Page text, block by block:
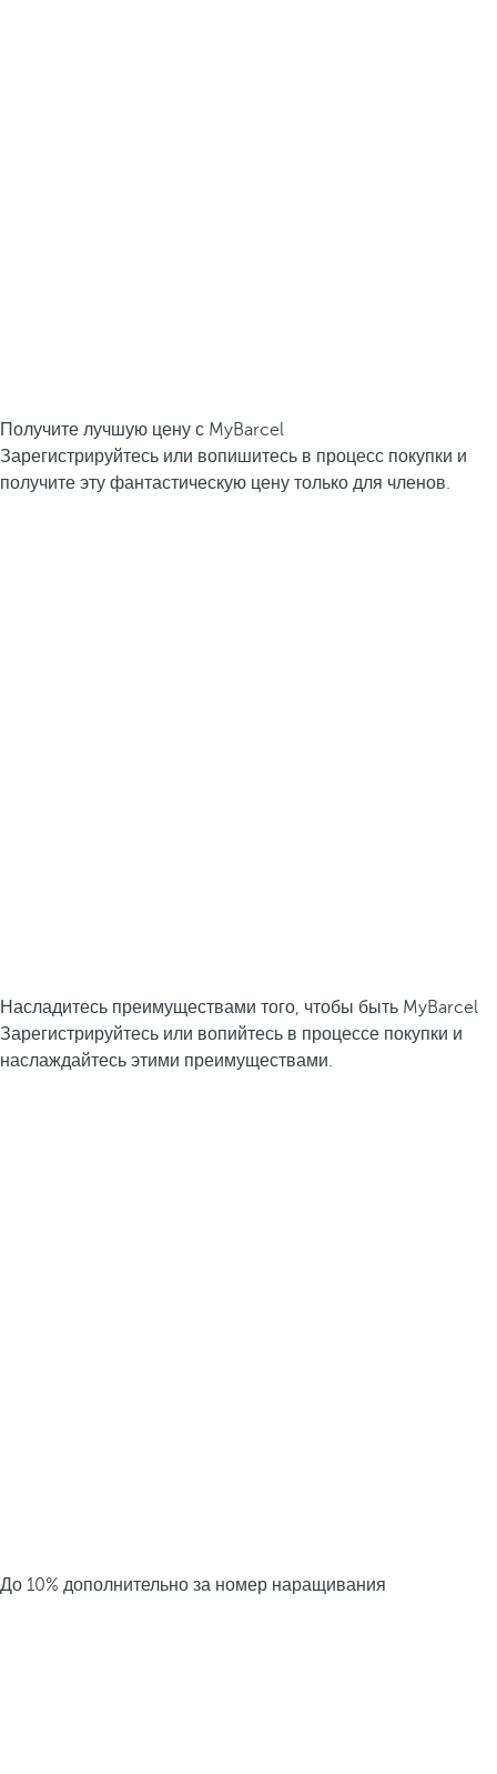
Получите лучшую цену с MyBarcel
Зарегистрируйтесь или вопишитесь в процесс покупки и
получите эту фантастическую цену только для членов.
Насладитесь преимуществами того, чтобы быть MyBarcel
Зарегистрируйтесь или вопийтесь в процессе покупки и
наслаждайтесь этими преимуществами.
До 10% дополнительно за номер наращивания